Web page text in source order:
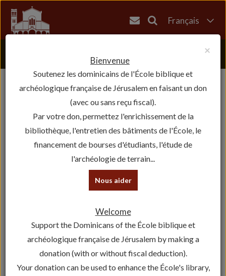
Français
עברית
×
Bienvenue
Soutenez les dominicains de l'École biblique et
archéologique française de Jérusalem en faisant un don
(avec ou sans reçu fiscal).
Par votre don, permettez l'enrichissement de la
bibliothèque, l'entretien des bâtiments de l'École, le
financement de bourses d'étudiants, l'étude de
l'archéologie de terrain...
Nous aider
Welcome
Support the Dominicans of the École biblique et
archéologique française de Jérusalem by making a
donation (with or without fiscal deduction).
Your donation can be used to enhance the École's library,